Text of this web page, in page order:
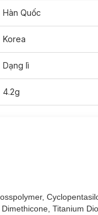
sắc trầm (mute) tinh tế:
lịch và sang trọng:
Hàn Quốc
Korea
Dạng lì
4.2g
Titanium